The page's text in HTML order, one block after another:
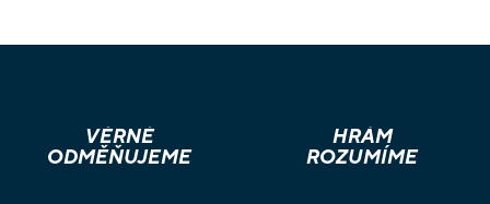
VĚRNÉ
ODMĚŇUJEME
HRÁM
ROZUMÍME